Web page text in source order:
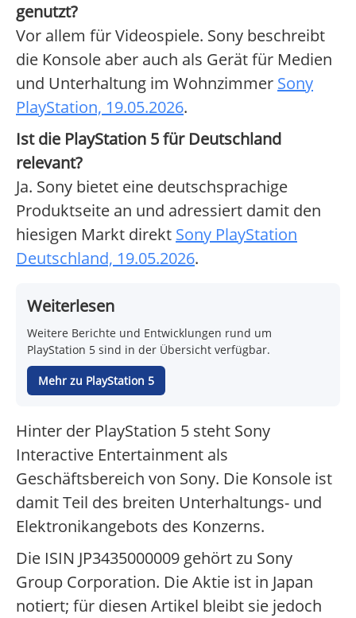
genutzt?
Vor allem für Videospiele. Sony beschreibt
die Konsole aber auch als Gerät für Medien
und Unterhaltung im Wohnzimmer Sony
PlayStation, 19.05.2026.
Ist die PlayStation 5 für Deutschland
relevant?
Ja. Sony bietet eine deutschsprachige
Produktseite an und adressiert damit den
hiesigen Markt direkt Sony PlayStation
Deutschland, 19.05.2026.
Weiterlesen
Weitere Berichte und Entwicklungen rund um
PlayStation 5 sind in der Übersicht verfügbar.
Mehr zu PlayStation 5
Hinter der PlayStation 5 steht Sony
Interactive Entertainment als
Geschäftsbereich von Sony. Die Konsole ist
damit Teil des breiten Unterhaltungs- und
Elektronikangebots des Konzerns.
Die ISIN JP3435000009 gehört zu Sony
Group Corporation. Die Aktie ist in Japan
notiert; für diesen Artikel bleibt sie jedoch